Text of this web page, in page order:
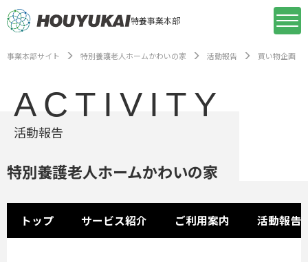
特養事業本部
事業本部サイト 特別養護老人ホームかわいの家 活動報告 買い物企画
ACTIVITY
活動報告
特別養護老人ホームかわいの家
トップ サービス紹介 ご利用案内 活動報告